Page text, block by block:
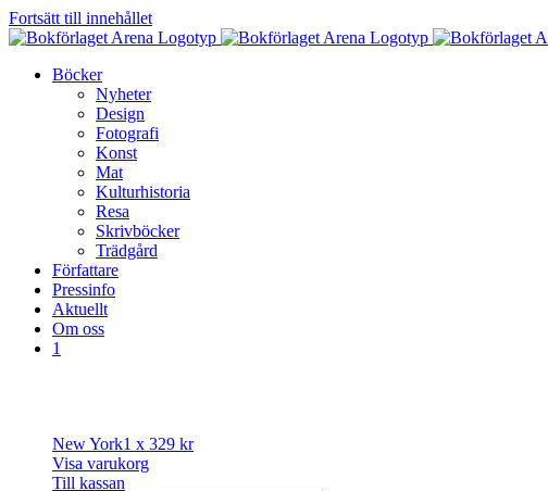
Fortsätt till innehållet
Böcker
Nyheter
Design
Fotografi
Konst
Mat
Kulturhistoria
Resa
Skrivböcker
Trädgård
Författare
Pressinfo
Aktuellt
Om oss
1
New York1 x 329 kr
Visa varukorg
Till kassan